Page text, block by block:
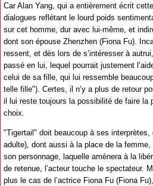
Car Alan Yang, qui a entièrement écrit
dialogues reflétant le lourd poids
sur cet homme, dur avec lui-même, et
dont son épouse Zhenzhen (Fiona Fu).
ressent, et dès lors de s’intéresser à
passé en lui, lequel pourrait justement
celui de sa fille, qui lui ressemble
telle fille"). Certes, il n’y a plus de retour
il lui reste toujours la possibilité de faire la
choix.
"Tigertail" doit beaucoup à ses
adulte), dont aussi à la place de la
son personnage, laquelle amènera à la
de retenue, l’acteur touche le spectateur.
plus le cas de l’actrice Fiona Fu (Fiona